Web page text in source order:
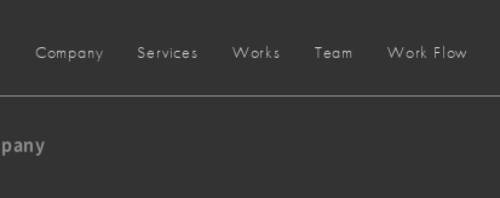
Company Services Works Team Work Flow